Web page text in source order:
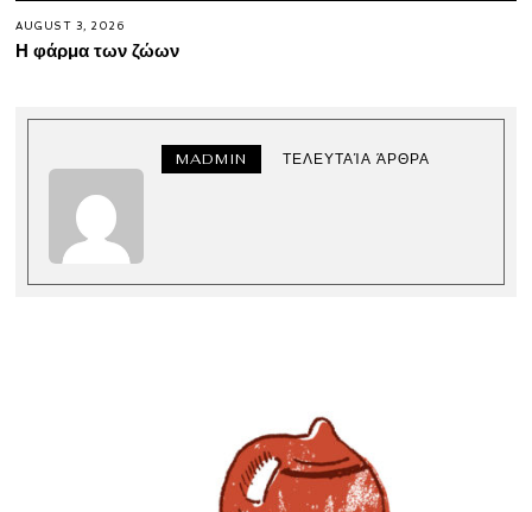
AUGUST 3, 2026
Η φάρμα των ζώων
MADMIN ΤΕΛΕΥΤΑΊΑ ΆΡΘΡΑ